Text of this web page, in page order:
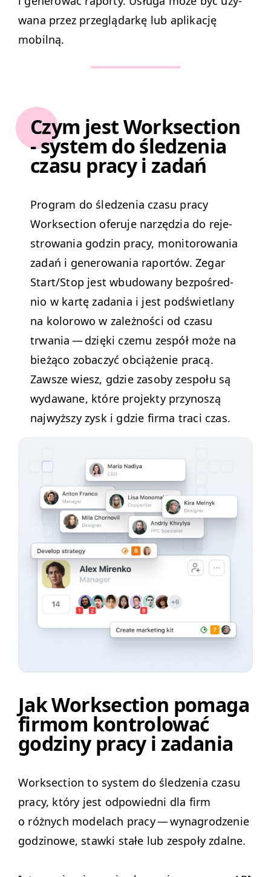
wana przez przeglą­darkę lub aplikację
mobilną.
Czym jest Worksection
- system do śledzenia
czasu pracy i zadań
Pro­gram do śledzenia cza­su pra­cy
Work­sec­tion ofer­u­je narzędzia do reje­
strowa­nia godzin pra­cy, mon­i­torowa­nia
zadań i gen­erowa­nia raportów. Zegar
Start/​Stop jest wbu­dowany bezpośred­
nio w kartę zada­nia i jest podświ­et­lany
na kolorowo w zależnoś­ci od cza­su
trwa­nia — dzię­ki czemu zespół może na
bieżą­co zobaczyć obciąże­nie pracą.
Zawsze wiesz, gdzie zaso­by zespołu są
wydawane, które pro­jek­ty przynoszą
najwyższy zysk i gdzie fir­ma traci czas.
Jak Worksection pomaga
firmom kontrolować
godziny pracy i zadania
Work­sec­tion to sys­tem do śledzenia cza­su
pra­cy, który jest odpowied­ni dla firm
o różnych mod­elach pra­cy — wyna­grodze­nie
godzi­nowe, staw­ki stałe lub zespoły zdalne.